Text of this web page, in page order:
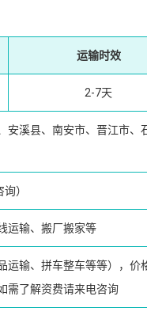
运输时效
2-7天
安溪县、南安市、晋江市、
）
运输、搬厂搬家等
运输、拼车整车等等），价
需了解资费请来电咨询